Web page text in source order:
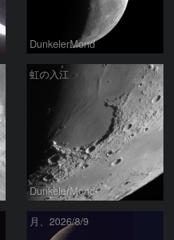
DunkelerMond
虹の入江
DunkelerMond
月、2026/8/9